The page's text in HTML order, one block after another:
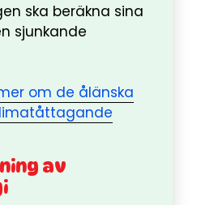
ska beräkna sina
sjunkande
om de ålänska
av